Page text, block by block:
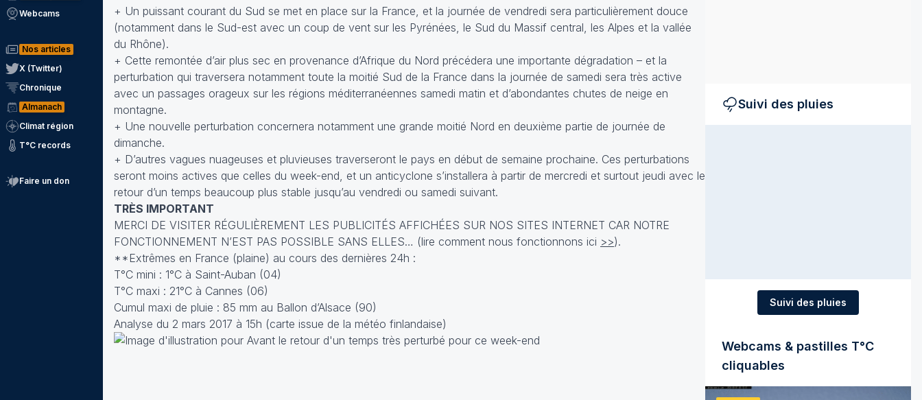
Webcams
Nos articles
X (Twitter)
Chronique
Almanach
Climat région
T°C records
Faire un don
+ Un puissant courant du Sud se met en place sur la France, et la journée de vendredi sera particulièrement douce
(notamment dans le Sud-est avec un coup de vent sur les Pyrénées, le Sud du Massif central, les Alpes et la vallée
du Rhône).
+ Cette remontée d’air plus sec en provenance d’Afrique du Nord précédera une importante dégradation – et la
perturbation qui traversera notamment toute la moitié Sud de la France dans la journée de samedi sera très active
avec un passages orageux sur les régions méditerranéennes samedi matin et d’abondantes chutes de neige en
montagne.
+ Une nouvelle perturbation concernera notamment une grande moitié Nord en deuxième partie de journée de
dimanche.
+ D’autres vagues nuageuses et pluvieuses traverseront le pays en début de semaine prochaine. Ces perturbations
seront moins actives que celles du week-end, et un anticyclone s’installera à partir de mercredi et surtout jeudi avec le
retour d’un temps beaucoup plus stable jusqu’au vendredi ou samedi suivant.
TRÈS IMPORTANT
MERCI DE VISITER RÉGULIÈREMENT LES PUBLICITÉS AFFICHÉES SUR NOS SITES INTERNET CAR NOTRE
FONCTIONNEMENT N’EST PAS POSSIBLE SANS ELLES… (lire comment nous fonctionnons ici >>).
**Extrêmes en France (plaine) au cours des dernières 24h :
T°C mini : 1°C à Saint-Auban (04)
T°C maxi : 21°C à Cannes (06)
Cumul maxi de pluie : 85 mm au Ballon d’Alsace (90)
Analyse du 2 mars 2017 à 15h (carte issue de la météo finlandaise)
Suivi des pluies
Suivi des pluies
Webcams & pastilles T°C
cliquables